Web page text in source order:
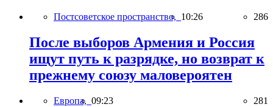
Постсоветское пространство, 10:26 286
После выборов Армения и Россия
ищут путь к разрядке, но возврат к
прежнему союзу маловероятен
Европа, 09:23 281